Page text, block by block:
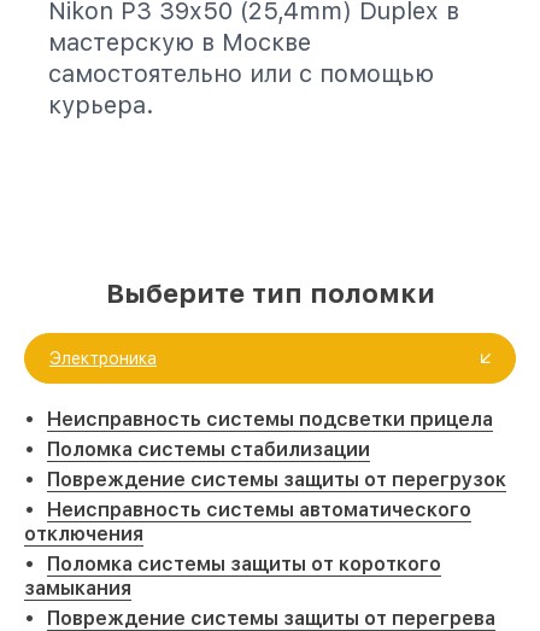
Nikon P3 39x50 (25,4mm) Duplex в
мастерскую в Москве
самостоятельно или с помощью
курьера.
Выберите тип поломки
Электроника
Неисправность системы подсветки прицела
Поломка системы стабилизации
Повреждение системы защиты от перегрузок
Неисправность системы автоматического
отключения
Поломка системы защиты от короткого
замыкания
Повреждение системы защиты от перегрева